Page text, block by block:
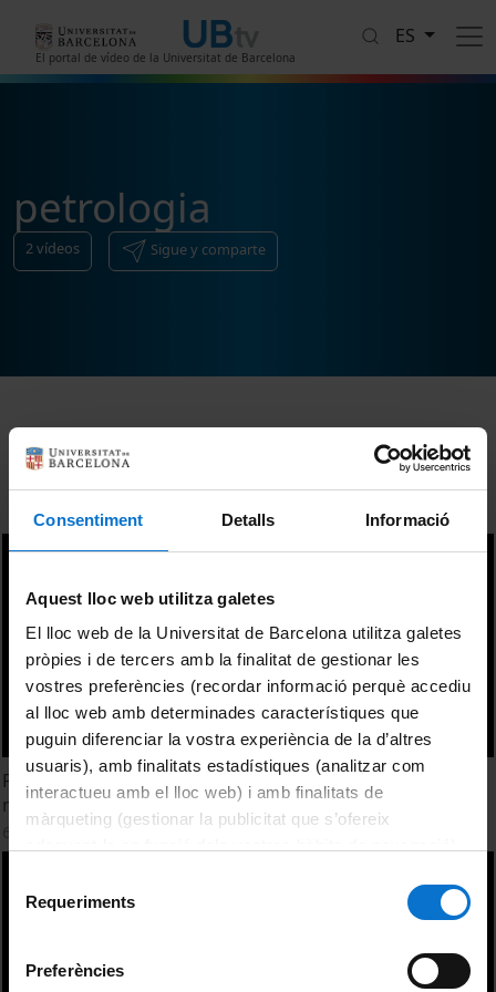
Consentiment Detalls Informació
Aquest lloc web utilitza galetes
El lloc web de la Universitat de Barcelona utilitza galetes
pròpies i de tercers amb la finalitat de gestionar les
vostres preferències (recordar informació perquè accediu
al lloc web amb determinades característiques que
puguin diferenciar la vostra experiència de la d’altres
usuaris), amb finalitats estadístiques (analitzar com
interactueu amb el lloc web) i amb finalitats de
màrqueting (gestionar la publicitat que s’ofereix
consultar laPolítica de galetes del lloc web de la
Requeriments
Preferències
El portal de vídeo de la Universitat de Barcelona
ES
petrologia
2vídeos Sigue y comparte
Ordenar
Petrographic and mineralogical study of hydraulic
mortars from the arhaeological site of Sela
6 Junio, 2017